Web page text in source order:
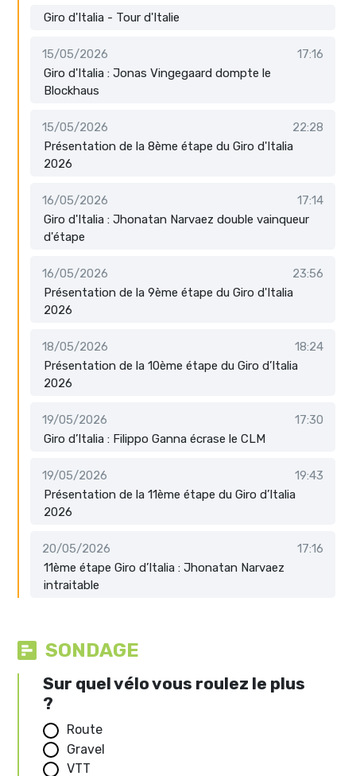
Giro d'Italia - Tour d'Italie
15/05/2026
17:16
Giro d'Italia : Jonas Vingegaard dompte le
Blockhaus
15/05/2026
22:28
Présentation de la 8ème étape du Giro d'Italia
2026
16/05/2026
17:14
Giro d'Italia : Jhonatan Narvaez double vainqueur
d'étape
16/05/2026
23:56
Présentation de la 9ème étape du Giro d'Italia
2026
18/05/2026
18:24
Présentation de la 10ème étape du Giro d’Italia
2026
19/05/2026
17:30
Giro d’Italia : Filippo Ganna écrase le CLM
19/05/2026
19:43
Présentation de la 11ème étape du Giro d’Italia
2026
20/05/2026
17:16
11ème étape Giro d’Italia : Jhonatan Narvaez
intraitable
SONDAGE
Sur quel vélo vous roulez le plus
?
Route
Gravel
VTT